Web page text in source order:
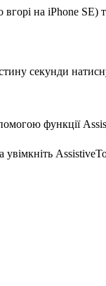
на iPhone SE)
секунди
функції
увімкніть